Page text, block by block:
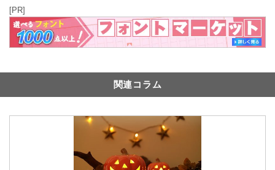
[PR]
関連コラム